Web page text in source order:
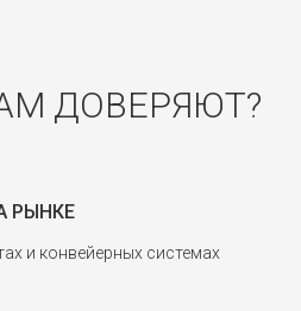
ДОВЕРЯЮТ?
РЫНКЕ
и конвейерных системах